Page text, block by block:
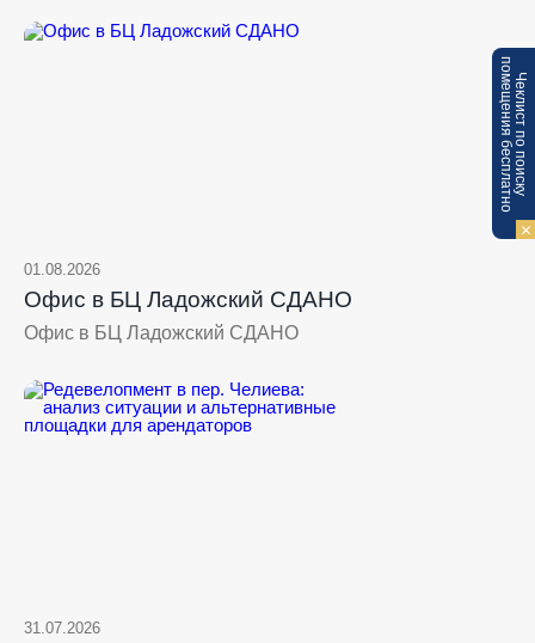
01.08.2026
Офис в БЦ Ладожский СДАНО
Офис в БЦ Ладожский СДАНО
31.07.2026
Ч
е
к
л
и
с
т
п
о
п
о
и
с
к
у
по
м
е
щ
е
н
и
я
б
е
с
п
л
а
т
н
о
×